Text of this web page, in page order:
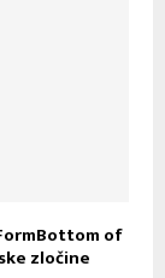
FormBottom of
zločine